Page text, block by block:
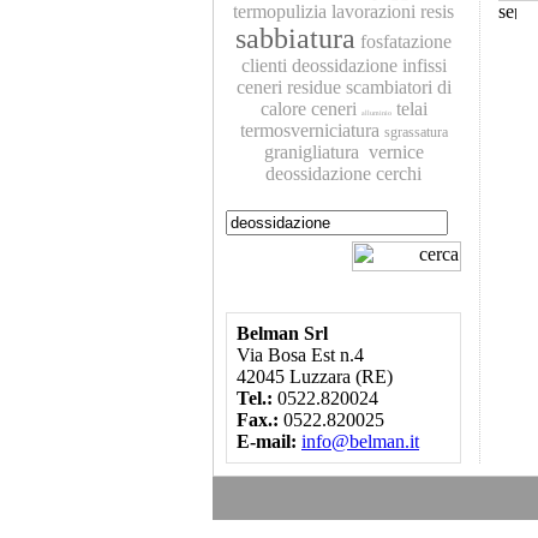
termopulizia lavorazioni resis
sabbiatura fosfatazione
clienti deossidazione infissi
ceneri residue scambiatori di
calore ceneri alluminio
telai
termosverniciatura sgrassatura
granigliatura vernice
deossidazione cerchi
Belman Srl
Via Bosa Est n.4
42045 Luzzara (RE)
Tel.: 0522.820024
Fax.: 0522.820025
E-mail: info@belman.it